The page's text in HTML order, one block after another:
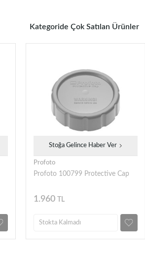
Kategoride Çok Satılan Ürünler
Stoğa Gelince Haber Ver
Profoto
Profoto 100799 Protective Cap
1.960 TL
Stokta Kalmadı